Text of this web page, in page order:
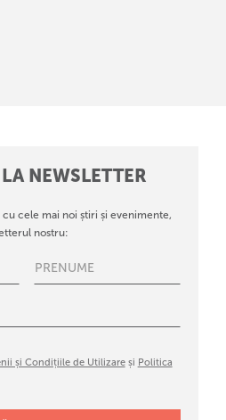
NEWSLETTER
cele mai noi știri și evenimente,
nostru:
și Condițiile de Utilizareși Politica